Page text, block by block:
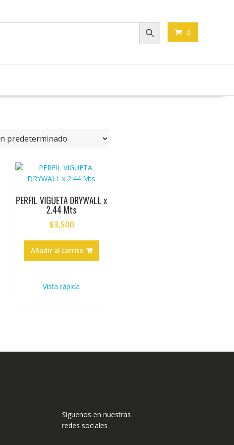
0
PERFIL VIGUETA DRYWALL x
2.44 Mts
$3,500
Añadir al carrito
Vista rápida
Síguenos en nuestras
redes sociales